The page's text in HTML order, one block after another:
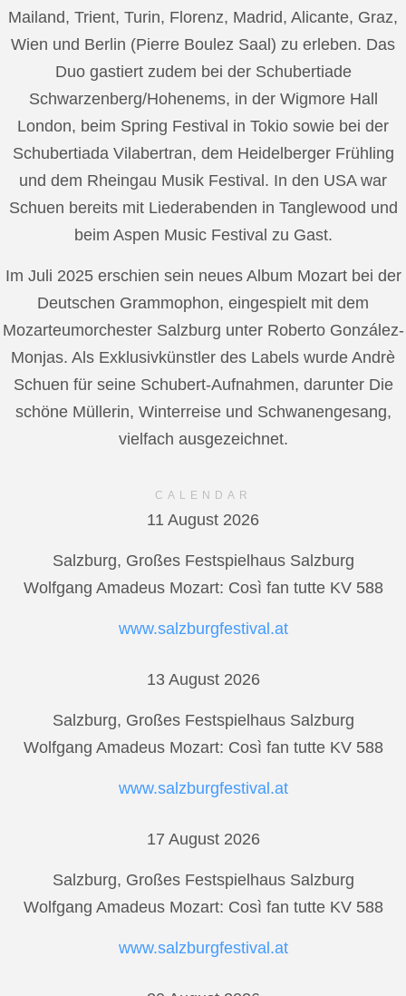
Mailand, Trient, Turin, Florenz, Madrid, Alicante, Graz,
Wien und Berlin (Pierre Boulez Saal) zu erleben. Das
Duo gastiert zudem bei der Schubertiade
Schwarzenberg/Hohenems, in der Wigmore Hall
London, beim Spring Festival in Tokio sowie bei der
Schubertiada Vilabertran, dem Heidelberger Frühling
und dem Rheingau Musik Festival. In den USA war
Schuen bereits mit Liederabenden in Tanglewood und
beim Aspen Music Festival zu Gast.
Im Juli 2025 erschien sein neues Album Mozart bei der
Deutschen Grammophon, eingespielt mit dem
Mozarteumorchester Salzburg unter Roberto González-
Monjas. Als Exklusivkünstler des Labels wurde Andrè
Schuen für seine Schubert-Aufnahmen, darunter Die
schöne Müllerin, Winterreise und Schwanengesang,
vielfach ausgezeichnet.
CALENDAR
11 August 2026
Salzburg, Großes Festspielhaus Salzburg
Wolfgang Amadeus Mozart: Così fan tutte KV 588
www.salzburgfestival.at
13 August 2026
Salzburg, Großes Festspielhaus Salzburg
Wolfgang Amadeus Mozart: Così fan tutte KV 588
www.salzburgfestival.at
17 August 2026
Salzburg, Großes Festspielhaus Salzburg
Wolfgang Amadeus Mozart: Così fan tutte KV 588
www.salzburgfestival.at